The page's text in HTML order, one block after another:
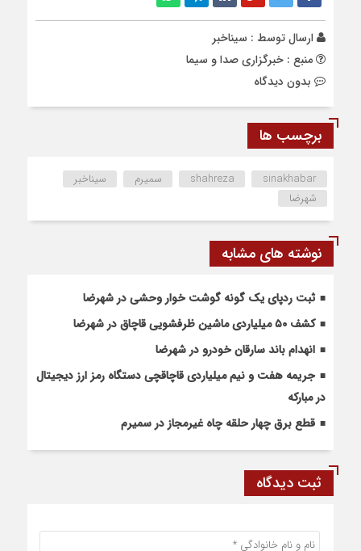
ارسال توسط : سیناخبر
منبع : خبرگزاری صدا و سیما
بدون دیدگاه
برچسب ها
shahreza sinakhabar سمیرم
سیناخبر
شهرضا
نوشته های مشابه
ثبت ردپای یک گونه گوشت خوار وحشی در شهرضا
کشف ۵۰ میلیاردی ماشین ظرفشویی قاچاق در شهرضا
انهدام باند سارقان خودرو در شهرضا
جریمه هفت و نیم میلیاردی قاچاقچی دستگاه رمز ارز دیجیتال
در مبارکه
قطع برق چهار حلقه چاه غیرمجاز در سمیرم
ثبت دیدگاه